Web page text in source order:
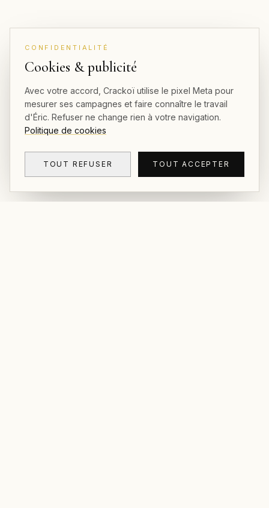
CONFIDENTIALITÉ
Cookies & publicité
Avec votre accord, Crackoï utilise le pixel Meta pour
mesurer ses campagnes et faire connaître le travail
d'Éric. Refuser ne change rien à votre navigation.
Politique de cookies
TOUT REFUSER TOUT ACCEPTER